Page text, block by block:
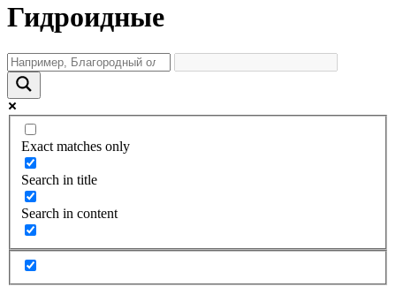
Гидроидные
Exact matches only
Search in title
Search in content